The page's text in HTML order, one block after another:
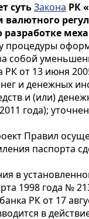
сутьЗакона РК
разработке
процедуры
собой
РК от 13 июня
и денежных
и (или)
года);
Правил
паспорта
в
1998 года №
РК от 17
в